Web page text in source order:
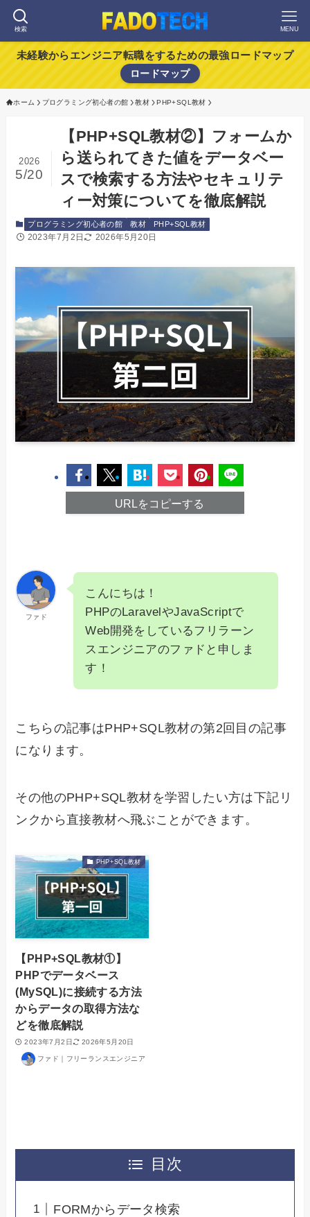
検索 MENU
未経験からエンジニア転職をするための最強ロードマップ
ロードマップ
ホーム プログラミング初心者の館 教材 PHP+SQL教材
【PHP+SQL教材②】フォームか
ら送られてきた値をデータベー
スで検索する方法やセキュリテ
ィー対策についてを徹底解説
2026
5/20
プログラミング初心者の館 教材 PHP+SQL教材
2023年7月2日 2026年5月20日
URLをコピーする
ファド
こんにちは！
PHPのLaravelやJavaScriptで
Web開発をしているフリラーン
スエンジニアのファドと申しま
す！
こちらの記事はPHP+SQL教材の第2回目の記事
になります。
その他のPHP+SQL教材を学習したい方は下記リ
ンクから直接教材へ飛ぶことができます。
PHP+SQL教材
【PHP+SQL教材①】
PHPでデータベース
(MySQL)に接続する方法
からデータの取得方法な
どを徹底解説
2023年7月2日 2026年5月20日
ファド｜フリーランスエンジニア
目次
FORMからデータ検索